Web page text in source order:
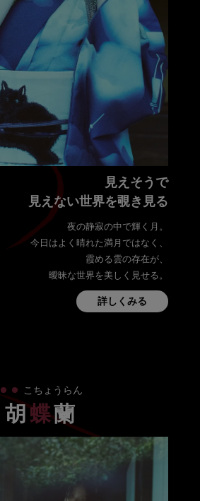
見えそうで
見えない世界を覗き見る
夜の静寂の中で輝く月。
今日はよく晴れた満月ではなく、
霞める雲の存在が、
曖昧な世界を美しく見せる。
詳しくみる
・ ・ こちょうらん
胡蝶蘭